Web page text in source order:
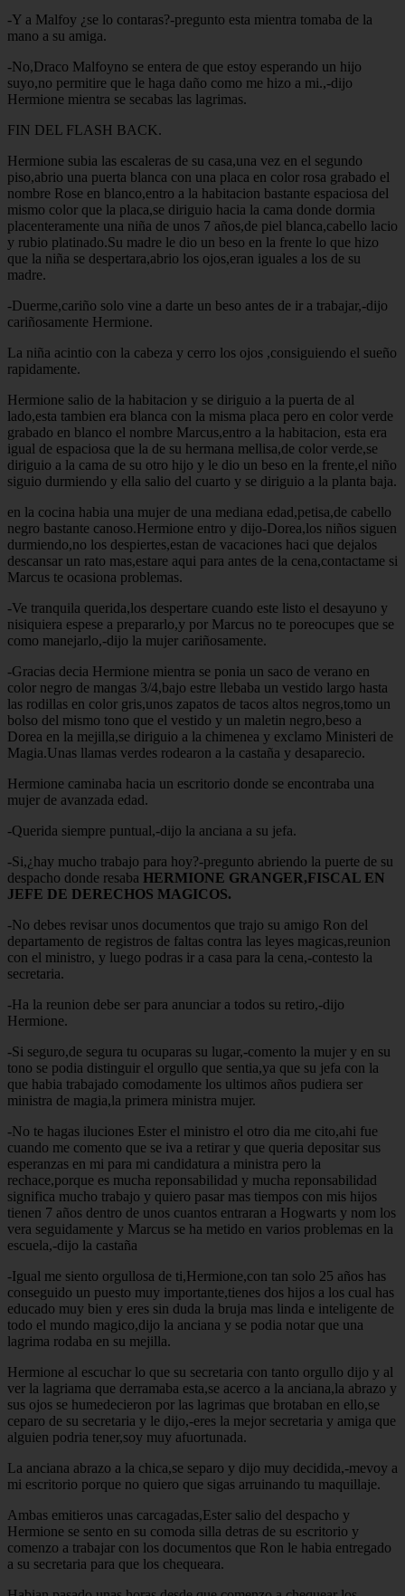
-Y a Malfoy ¿se lo contaras?-pregunto esta mientra tomaba de la
mano a su amiga.
-No,Draco Malfoyno se entera de que estoy esperando un hijo
suyo,no permitire que le haga daño como me hizo a mi.,-dijo
Hermione mientra se secabas las lagrimas.
FIN DEL FLASH BACK.
Hermione subia las escaleras de su casa,una vez en el segundo
piso,abrio una puerta blanca con una placa en color rosa grabado el
nombre Rose en blanco,entro a la habitacion bastante espaciosa del
mismo color que la placa,se diriguio hacia la cama donde dormia
placenteramente una niña de unos 7 años,de piel blanca,cabello lacio
y rubio platinado.Su madre le dio un beso en la frente lo que hizo
que la niña se despertara,abrio los ojos,eran iguales a los de su
madre.
-Duerme,cariño solo vine a darte un beso antes de ir a trabajar,-dijo
cariñosamente Hermione.
La niña acintio con la cabeza y cerro los ojos ,consiguiendo el sueño
rapidamente.
Hermione salio de la habitacion y se diriguio a la puerta de al
lado,esta tambien era blanca con la misma placa pero en color verde
grabado en blanco el nombre Marcus,entro a la habitacion, esta era
igual de espaciosa que la de su hermana mellisa,de color verde,se
diriguio a la cama de su otro hijo y le dio un beso en la frente,el niño
siguio durmiendo y ella salio del cuarto y se diriguio a la planta baja.
en la cocina habia una mujer de una mediana edad,petisa,de cabello
negro bastante canoso.Hermione entro y dijo-Dorea,los niños siguen
durmiendo,no los despiertes,estan de vacaciones haci que dejalos
descansar un rato mas,estare aqui para antes de la cena,contactame si
Marcus te ocasiona problemas.
-Ve tranquila querida,los despertare cuando este listo el desayuno y
nisiquiera espese a prepararlo,y por Marcus no te poreocupes que se
como manejarlo,-dijo la mujer cariñosamente.
-Gracias decia Hermione mientra se ponia un saco de verano en
color negro de mangas 3/4,bajo estre llebaba un vestido largo hasta
las rodillas en color gris,unos zapatos de tacos altos negros,tomo un
bolso del mismo tono que el vestido y un maletin negro,beso a
Dorea en la mejilla,se diriguio a la chimenea y exclamo Ministeri de
Magia.Unas llamas verdes rodearon a la castaña y desaparecio.
Hermione caminaba hacia un escritorio donde se encontraba una
mujer de avanzada edad.
-Querida siempre puntual,-dijo la anciana a su jefa.
-Si,¿hay mucho trabajo para hoy?-pregunto abriendo la puerte de su
despacho donde resaba HERMIONE GRANGER,FISCAL EN
JEFE DE DERECHOS MAGICOS.
-No debes revisar unos documentos que trajo su amigo Ron del
departamento de registros de faltas contra las leyes magicas,reunion
con el ministro, y luego podras ir a casa para la cena,-contesto la
secretaria.
-Ha la reunion debe ser para anunciar a todos su retiro,-dijo
Hermione.
-Si seguro,de segura tu ocuparas su lugar,-comento la mujer y en su
tono se podia distinguir el orgullo que sentia,ya que su jefa con la
que habia trabajado comodamente los ultimos años pudiera ser
ministra de magia,la primera ministra mujer.
-No te hagas iluciones Ester el ministro el otro dia me cito,ahi fue
cuando me comento que se iva a retirar y que queria depositar sus
esperanzas en mi para mi candidatura a ministra pero la
rechace,porque es mucha reponsabilidad y mucha reponsabilidad
significa mucho trabajo y quiero pasar mas tiempos con mis hijos
tienen 7 años dentro de unos cuantos entraran a Hogwarts y nom los
vera seguidamente y Marcus se ha metido en varios problemas en la
escuela,-dijo la castaña
-Igual me siento orgullosa de ti,Hermione,con tan solo 25 años has
conseguido un puesto muy importante,tienes dos hijos a los cual has
educado muy bien y eres sin duda la bruja mas linda e inteligente de
todo el mundo magico,dijo la anciana y se podia notar que una
lagrima rodaba en su mejilla.
Hermione al escuchar lo que su secretaria con tanto orgullo dijo y al
ver la lagriama que derramaba esta,se acerco a la anciana,la abrazo y
sus ojos se humedecieron por las lagrimas que brotaban en ello,se
ceparo de su secretaria y le dijo,-eres la mejor secretaria y amiga que
alguien podria tener,soy muy afuortunada.
La anciana abrazo a la chica,se separo y dijo muy decidida,-mevoy a
mi escritorio porque no quiero que sigas arruinando tu maquillaje.
Ambas emitieros unas carcagadas,Ester salio del despacho y
Hermione se sento en su comoda silla detras de su escritorio y
comenzo a trabajar con los documentos que Ron le habia entregado
a su secretaria para que los chequeara.